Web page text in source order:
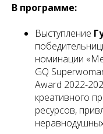
В программе:
Выступление
номинации
GQ
Award 2022-
креативного
ресурсов,